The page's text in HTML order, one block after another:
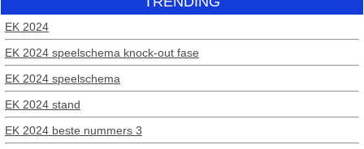
EK 2024
EK 2024 speelschema knock-out fase
EK 2024 speelschema
EK 2024 stand
EK 2024 beste nummers 3